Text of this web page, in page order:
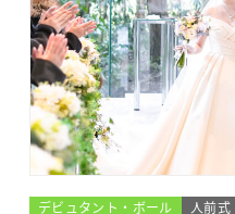
デビュタント・ボール 人前式